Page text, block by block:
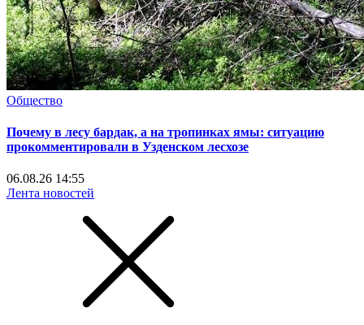
Общество
Почему в лесу бардак, а на тропинках ямы: ситуацию
прокомментировали в Узденском лесхозе
06.08.26 14:55
Лента новостей